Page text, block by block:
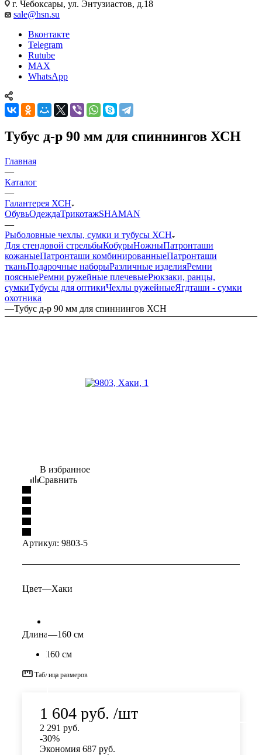
г. Чебоксары, ул. Энтузиастов, д.18
sale@hsn.su
Вконтакте
Telegram
Rutube
MAX
WhatsApp
Тубус д-р 90 мм для спиннингов ХСН
Главная
—
Каталог
—
Галантерея ХСН
ОбувьОдеждаТрикотажSHAMAN
—
Рыболовные чехлы, сумки и тубусы ХСН
Для стендовой стрельбыКобурыНожныПатронташи
кожаныеПатронташи комбинированныеПатронташи
тканьПодарочные наборыРазличные изделияРемни
поясныеРемни ружейные плечевыеРюкзаки, ранцы,
сумкиТубусы для оптикиЧехлы ружейныеЯгдташи - сумки
охотника
—Тубус д-р 90 мм для спиннингов ХСН
В избранное
Сравнить
Артикул: 9803-5
Цвет—Хаки
Длина—160 см
160 см
Таблица размеров
1 604 руб. /шт
2 291 руб.
-30%
Экономия 687 руб.